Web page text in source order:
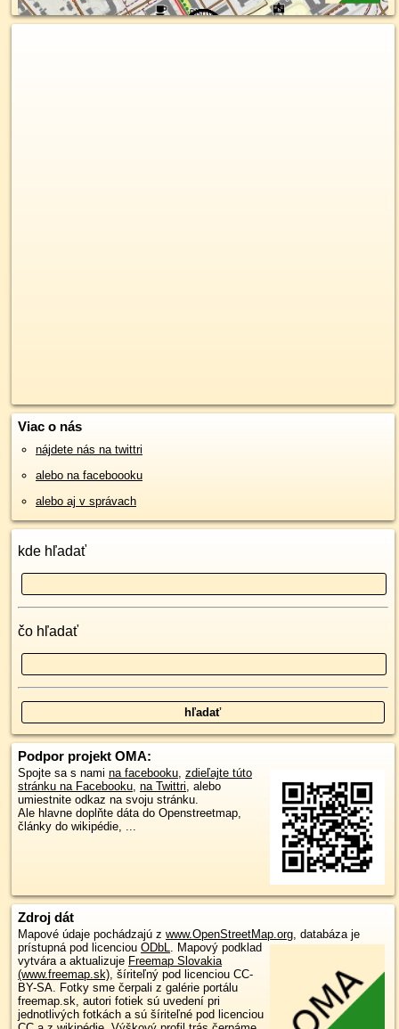
Viac o nás
nájdete nás na twittri
alebo na faceboooku
alebo aj v správach
kde hľadať
čo hľadať
Podpor projekt OMA:
Spojte sa s nami na facebooku, zdieľajte túto
stránku na Facebooku, na Twittri, alebo
umiestnite odkaz na svoju stránku.
Ale hlavne doplňte dáta do Openstreetmap,
články do wikipédie, ...
Zdroj dát
Mapové údaje pochádzajú z www.OpenStreetMap.org , databáza je
prístupná pod licenciou ODbL
Mapový podklad
vytvára a aktualizuje Freemap Slovakia
(www.freemap.sk) , šíriteľný pod licenciou CC-
BY-SA. Fotky sme čerpali z galérie portálu
freemap.sk, autori fotiek sú uvedení pri
jednotlivých fotkách a sú šíriteľné pod licenciou